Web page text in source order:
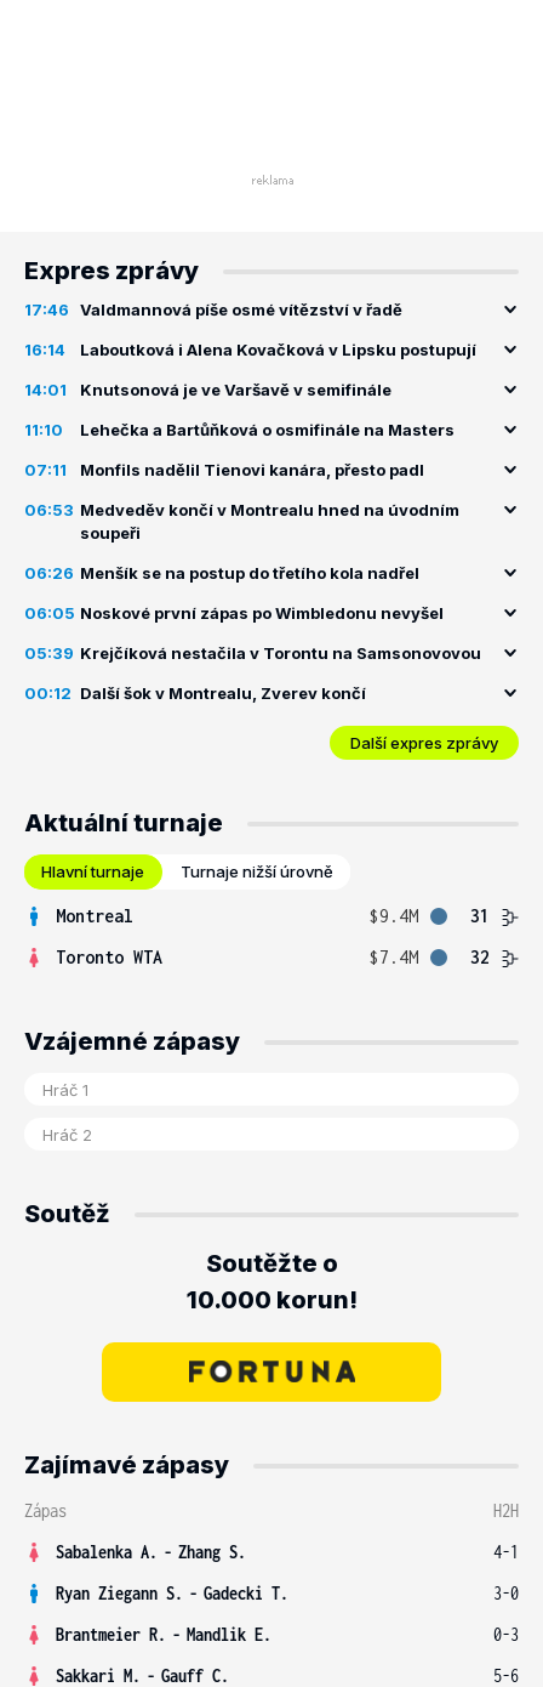
Expres zprávy
17:46 Valdmannová píše osmé vítězství v řadě
16:14 Laboutková i Alena Kovačková v Lipsku postupují
14:01 Knutsonová je ve Varšavě v semifinále
11:10 Lehečka a Bartůňková o osmifinále na Masters
07:11 Monfils nadělil Tienovi kanára, přesto padl
06:53 Medveděv končí v Montrealu hned na úvodním
soupeři
06:26 Menšík se na postup do třetího kola nadřel
06:05 Noskové první zápas po Wimbledonu nevyšel
05:39 Krejčíková nestačila v Torontu na Samsonovovou
00:12 Další šok v Montrealu, Zverev končí
Další expres zprávy
Aktuální turnaje
Hlavní turnaje Turnaje nižší úrovně
Montreal $9.4M
31
Toronto WTA
$7.4M 32
Vzájemné zápasy
Soutěž
Soutěžte o
10.000 korun!
Zajímavé zápasy
Zápas
H2H
Sabalenka A. - Zhang S.
4-1
Ryan Ziegann S. - Gadecki T.
3-0
Brantmeier R. - Mandlik E.
0-3
Sakkari M. - Gauff C.
5-6